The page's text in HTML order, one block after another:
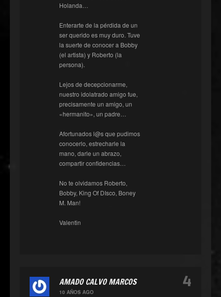
Holanda…
Enterarte de la pérdida de un
ser querido es muy duro. Tuve
la suerte de conocer a Bobby
(el artista) y Roberto (la
persona).
Lejos de decepcionarme,
nuestro idolatrado amigo fue,
precisamente un amigo, un
«hermanito», un padre…
Afortunados l@s que pudimos
conocerlo, estrecharle la
mano, darle un abrazo,
compartir confidencias…
No te olvidamos Roberto,
Bobby, King Of DIsco, Boney
M. Man!
Valentin
AMADO CALVO MARCOS
10 AÑOS AGO
4